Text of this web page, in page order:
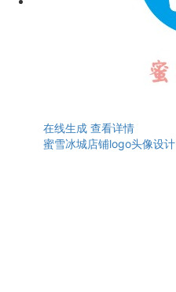
在线生成 查看详情
蜜雪冰城店铺logo头像设计